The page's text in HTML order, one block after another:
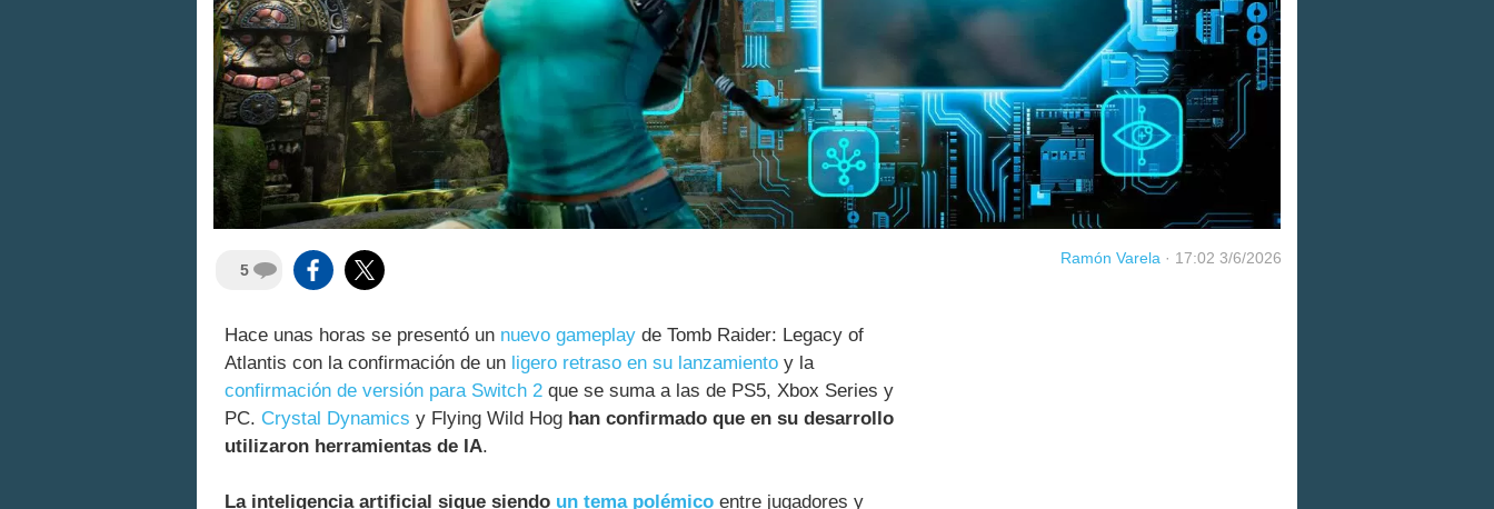
5
Ramón Varela · 17:02 3/6/2026
Hace unas horas se presentó un nuevo gameplay de Tomb Raider: Legacy of
Atlantis con la confirmación de un ligero retraso en su lanzamiento y la
confirmación de versión para Switch 2 que se suma a las de PS5, Xbox Series y
PC. Crystal Dynamics y Flying Wild Hog han confirmado que en su desarrollo
utilizaron herramientas de IA.
La inteligencia artificial sigue siendo un tema polémico entre jugadores y